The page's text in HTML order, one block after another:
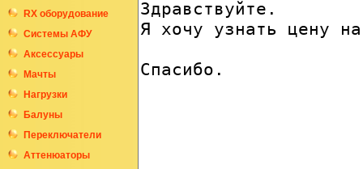
RX оборудование
Системы АФУ
Аксессуары
Мачты
Нагрузки
Балуны
Переключатели
Аттенюаторы